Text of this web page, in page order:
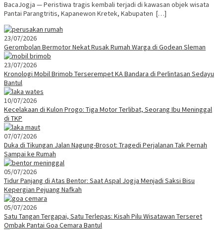
BacaJogja — Peristiwa tragis kembali terjadi di kawasan objek wisata
Pantai Parangtritis, Kapanewon Kretek, Kabupaten […]
23/07/2026
Gerombolan Bermotor Nekat Rusak Rumah Warga di Godean Sleman
23/07/2026
Kronologi Mobil Brimob Terserempet KA Bandara di Perlintasan Sedayu
Bantul
10/07/2026
Kecelakaan di Kulon Progo: Tiga Motor Terlibat, Seorang Ibu Meninggal
di TKP
07/07/2026
Duka di Tikungan Jalan Nagung-Brosot: Tragedi Perjalanan Tak Pernah
Sampai ke Rumah
05/07/2026
Tidur Panjang di Atas Bentor: Saat Aspal Jogja Menjadi Saksi Bisu
Kepergian Pejuang Nafkah
05/07/2026
Satu Tangan Tergapai, Satu Terlepas: Kisah Pilu Wisatawan Terseret
Ombak Pantai Goa Cemara Bantul